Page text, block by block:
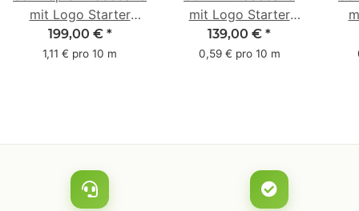
mit Logo Starter
Pack - 1-farbig- 50
mm x 50 m - mit
199,00 € *
1,11 € pro 10 m
mit Logo Starter
Pack - 1-farbig- 48
mm x 66 m
139,00 € *
0,59 € pro 10 m